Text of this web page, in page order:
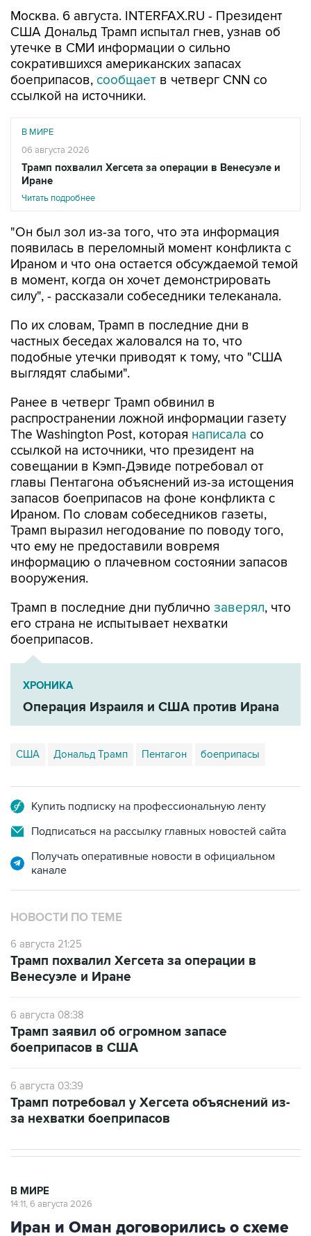
Москва. 6 августа. INTERFAX.RU - Президент
США Дональд Трамп испытал гнев, узнав об
утечке в СМИ информации о сильно
сократившихся американских запасах
боеприпасов, сообщает в четверг CNN со
ссылкой на источники.
В МИРЕ
06 августа 2026
Трамп похвалил Хегсета за операции в Венесуэле и
Иране
Читать подробнее
"Он был зол из-за того, что эта информация
появилась в переломный момент конфликта с
Ираном и что она остается обсуждаемой темой
в момент, когда он хочет демонстрировать
силу", - рассказали собеседники телеканала.
По их словам, Трамп в последние дни в
частных беседах жаловался на то, что
подобные утечки приводят к тому, что "США
выглядят слабыми".
Ранее в четверг Трамп обвинил в
распространении ложной информации газету
The Washington Post, которая написала со
ссылкой на источники, что президент на
совещании в Кэмп-Дэвиде потребовал от
главы Пентагона объяснений из-за истощения
запасов боеприпасов на фоне конфликта с
Ираном. По словам собеседников газеты,
Трамп выразил негодование по поводу того,
что ему не предоставили вовремя
информацию о плачевном состоянии запасов
вооружения.
Трамп в последние дни публично заверял, что
его страна не испытывает нехватки
боеприпасов.
ХРОНИКА
Операция Израиля и США против Ирана
США Дональд Трамп Пентагон боеприпасы
Купить подписку на профессиональную ленту
Подписаться на рассылку главных новостей сайта
Получать оперативные новости в официальном
канале
НОВОСТИ ПО ТЕМЕ
6 августа 21:25
Трамп похвалил Хегсета за операции в
Венесуэле и Иране
6 августа 08:38
Трамп заявил об огромном запасе
боеприпасов в США
6 августа 03:39
Трамп потребовал у Хегсета объяснений из-
за нехватки боеприпасов
В МИРЕ
14:11, 6 августа 2026
Иран и Оман договорились о схеме